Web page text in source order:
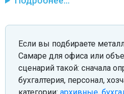
Если вы подбираете
Самаре для офиса или
сценарий такой: сначала
бухгалтерия, персонал,